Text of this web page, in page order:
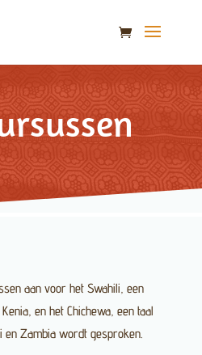
aan voor het Swahili, een
en het Chichewa, een taal
Zambia wordt gesproken.